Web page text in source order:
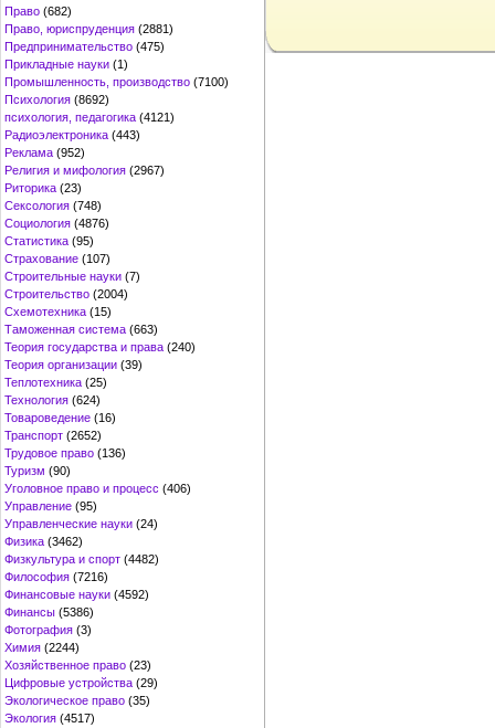
Право (682)
Право, юриспруденция (2881)
Предпринимательство (475)
Прикладные науки (1)
Промышленность, производство (7100)
Психология (8692)
психология, педагогика (4121)
Радиоэлектроника (443)
Реклама (952)
Религия и мифология (2967)
Риторика (23)
Сексология (748)
Социология (4876)
Статистика (95)
Страхование (107)
Строительные науки (7)
Строительство (2004)
Схемотехника (15)
Таможенная система (663)
Теория государства и права (240)
Теория организации (39)
Теплотехника (25)
Технология (624)
Товароведение (16)
Транспорт (2652)
Трудовое право (136)
Туризм (90)
Уголовное право и процесс (406)
Управление (95)
Управленческие науки (24)
Физика (3462)
Физкультура и спорт (4482)
Философия (7216)
Финансовые науки (4592)
Финансы (5386)
Фотография (3)
Химия (2244)
Хозяйственное право (23)
Цифровые устройства (29)
Экологическое право (35)
Экология (4517)